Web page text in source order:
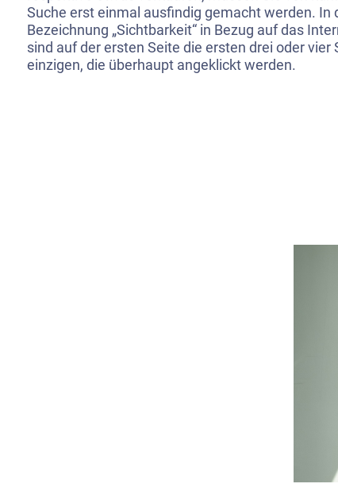
Suche erst einmal ausfindig gemacht werden. In
Bezeichnung „Sichtbarkeit“ in Bezug auf das
sind auf der ersten Seite die ersten drei oder vier
einzigen, die überhaupt angeklickt werden.